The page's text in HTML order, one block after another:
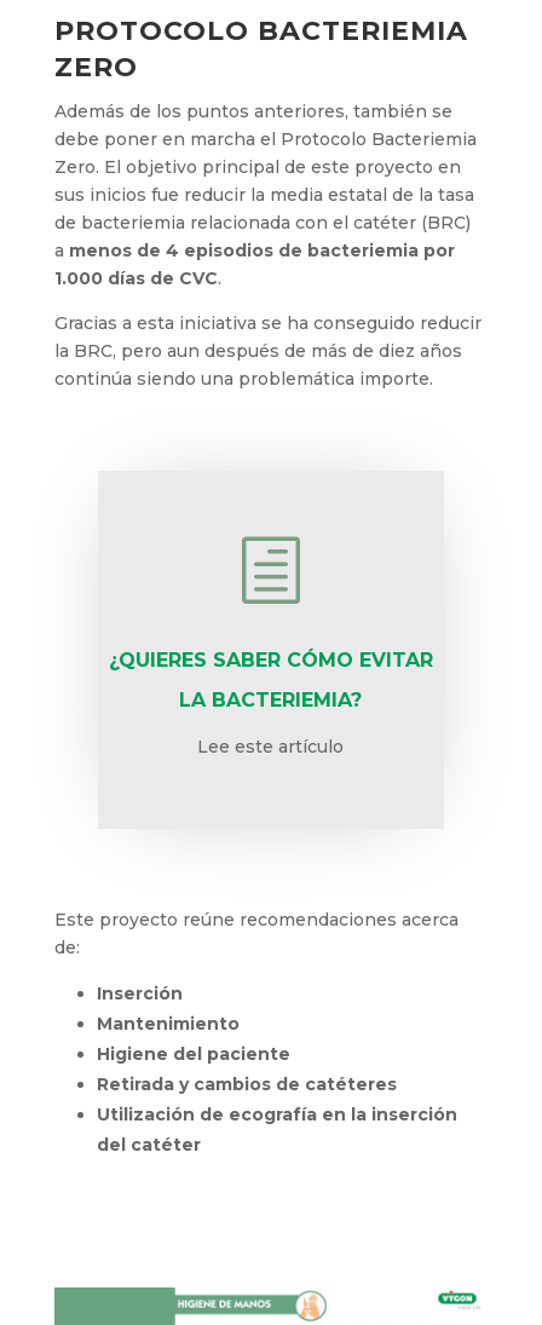
PROTOCOLO BACTERIEMIA
ZERO
Además de los puntos anteriores, también se
debe poner en marcha el Protocolo Bacteriemia
Zero. El objetivo principal de este proyecto en
sus inicios fue reducir la media estatal de la tasa
de bacteriemia relacionada con el catéter (BRC)
a menos de 4 episodios de bacteriemia por
1.000 días de CVC.
Gracias a esta iniciativa se ha conseguido reducir
la BRC, pero aun después de más de diez años
continúa siendo una problemática importe.
h
¿QUIERES SABER CÓMO EVITAR
LA BACTERIEMIA?
Lee este artículo
Este proyecto reúne recomendaciones acerca
de:
Inserción
Mantenimiento
Higiene del paciente
Retirada y cambios de catéteres
Utilización de ecografía en la inserción
del catéter